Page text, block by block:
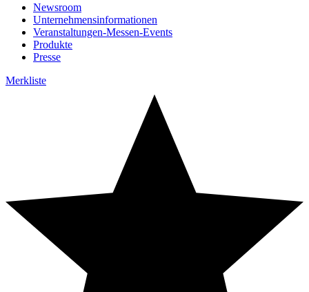
Newsroom
Unternehmensinformationen
Veranstaltungen-Messen-Events
Produkte
Presse
Merkliste